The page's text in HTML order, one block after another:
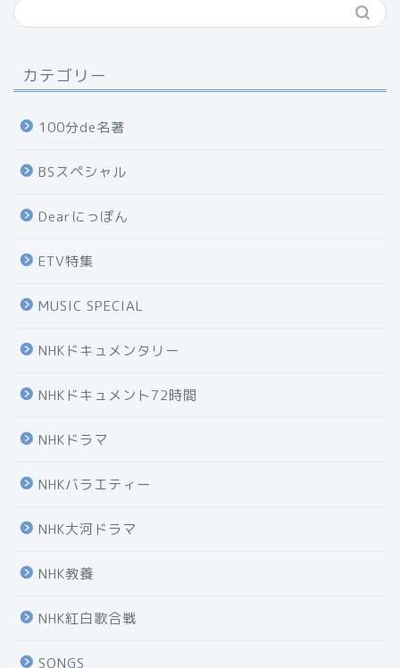
カテゴリー
100分de名著
BSスペシャル
Dearにっぽん
ETV特集
MUSIC SPECIAL
NHKドキュメンタリー
NHKドキュメント72時間
NHKドラマ
NHKバラエティー
NHK大河ドラマ
NHK教養
NHK紅白歌合戦
SONGS